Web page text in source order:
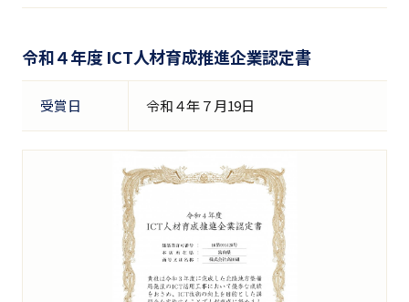
令和４年度 ICT人材育成推進企業認定書
受賞日 令和４年７月19日